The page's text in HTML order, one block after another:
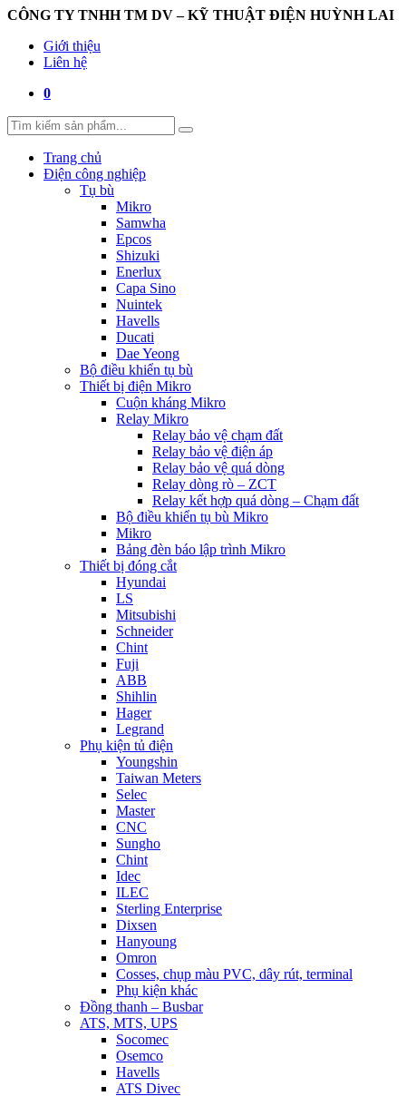
CÔNG TY TNHH TM DV – KỸ THUẬT ĐIỆN HUỲNH LAI
Giới thiệu
Liên hệ
0
Trang chủ
Điện công nghiệp
Tụ bù
Mikro
Samwha
Epcos
Shizuki
Enerlux
Capa Sino
Nuintek
Havells
Ducati
Dae Yeong
Bộ điều khiển tụ bù
Thiết bị điện Mikro
Cuộn kháng Mikro
Relay Mikro
Relay bảo vệ chạm đất
Relay bảo vệ điện áp
Relay bảo vệ quá dòng
Relay dòng rò – ZCT
Relay kết hợp quá dòng – Chạm đất
Bộ điều khiển tụ bù Mikro
Mikro
Bảng đèn báo lập trình Mikro
Thiết bị đóng cắt
Hyundai
LS
Mitsubishi
Schneider
Chint
Fuji
ABB
Shihlin
Hager
Legrand
Phụ kiện tủ điện
Youngshin
Taiwan Meters
Selec
Master
CNC
Sungho
Chint
Idec
ILEC
Sterling Enterprise
Dixsen
Hanyoung
Omron
Cosses, chụp màu PVC, dây rút, terminal
Phụ kiện khác
Đồng thanh – Busbar
ATS, MTS, UPS
Socomec
Osemco
Havells
ATS Divec